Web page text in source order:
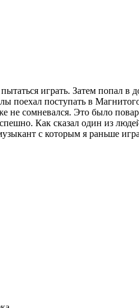
играть. Затем попал
поехал поступать в
сомневался. Это было
Как сказал один из
с которым я раньше